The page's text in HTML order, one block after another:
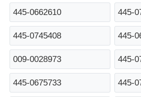
Fujitsu Geldautomaten-Teile
Hitachi-Geldautomaten-Teile
445-0662610 445-
445-0745408 445-
009-0028973 445-
445-0675733 445-